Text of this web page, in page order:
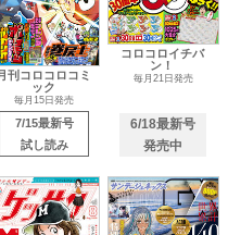
月刊コロコロコミ
ック
毎月15日発売
7/15最新号
コロコロイチバ
6/18最新号
発売中